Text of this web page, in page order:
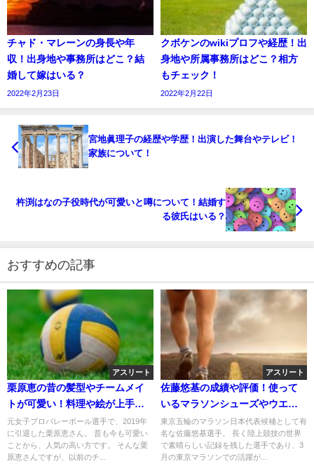
チャド・マレーンの身長や年
収！出身地や事務所はどこ？結
婚して嫁はいる？
2022年2月23日
クボケンのwikiプロフや経歴！出
身地や所属事務所はどこ？相方
もチェック！
2022年2月22日
宮地眞理子の経歴や学歴！出演した舞台やテレビ！
家族について！
杵渕はなの子役時代が可愛いと噂について！結婚す
る彼氏はいる？
おすすめの記事
アスリート
栗原恵の昔の髪型やチームメイ
トが可愛い！料理や絵が上手！
患った病気がヤバイ！
元女子プロバレーボール選手で、2019年
に引退した栗原恵さん。 昔も今も可愛い
ことから、人気の高い方です。 そんな栗
原恵さんですが、以前のチ...
アスリート
佐藤悠基の成績や評価！使って
いるマラソンシューズやウエア
も調査！
東京五輪のマラソン日本代表候補として有
名な佐藤悠基選手。 長く陸上競技の世界
で素晴らしい記録を残した選手であり、3
月の東京マラソンでの活躍が...